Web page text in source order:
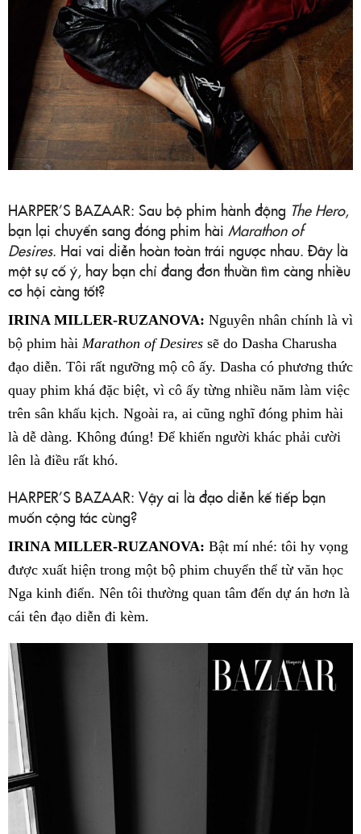
HARPER’S BAZAAR: Sau bộ phim hành động The Hero,
bạn lại chuyển sang đóng phim hài Marathon of
Desires. Hai vai diễn hoàn toàn trái ngược nhau. Đây là
một sự cố ý, hay bạn chỉ đang đơn thuần tìm càng nhiều
cơ hội càng tốt?
IRINA MILLER-RUZANOVA: Nguyên nhân chính là vì
bộ phim hài Marathon of Desires sẽ do Dasha Charusha
đạo diễn. Tôi rất ngưỡng mộ cô ấy. Dasha có phương thức
quay phim khá đặc biệt, vì cô ấy từng nhiều năm làm việc
trên sân khấu kịch. Ngoài ra, ai cũng nghĩ đóng phim hài
là dễ dàng. Không đúng! Để khiến người khác phải cười
lên là điều rất khó.
HARPER’S BAZAAR: Vậy ai là đạo diễn kế tiếp bạn
muốn cộng tác cùng?
IRINA MILLER-RUZANOVA: Bật mí nhé: tôi hy vọng
được xuất hiện trong một bộ phim chuyển thể từ văn học
Nga kinh điển. Nên tôi thường quan tâm đến dự án hơn là
cái tên đạo diễn đi kèm.